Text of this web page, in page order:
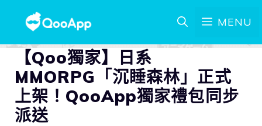
MENU
【Qoo獨家】日系
MMORPG「沉睡森林」正式
上架！QooApp獨家禮包同步
派送